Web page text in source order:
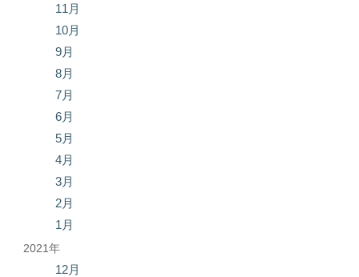
11月
10月
9月
8月
7月
6月
5月
4月
3月
2月
1月
2021年
12月